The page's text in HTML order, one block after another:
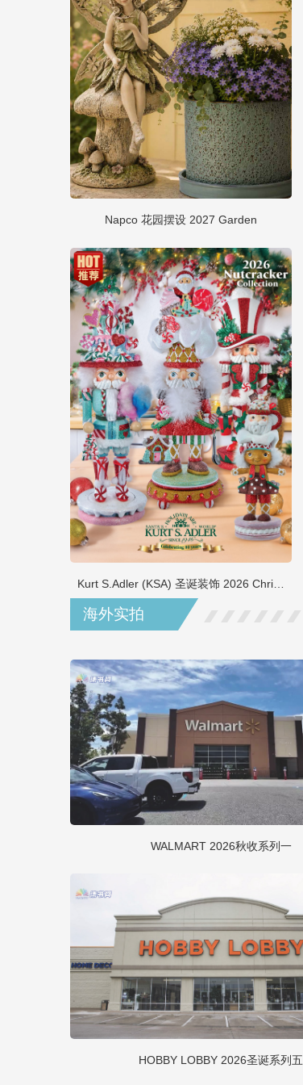
Napco 花园摆设 2027 Garden
Kurt S.Adler (KSA) 圣诞装饰 2026 Christmas
海外实拍
WALMART 2026秋收系列一
HOBBY LOBBY 2026圣诞系列五